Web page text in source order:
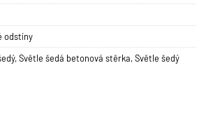
odstíny
,Světle šedá betonová stěrka,Světle šedý